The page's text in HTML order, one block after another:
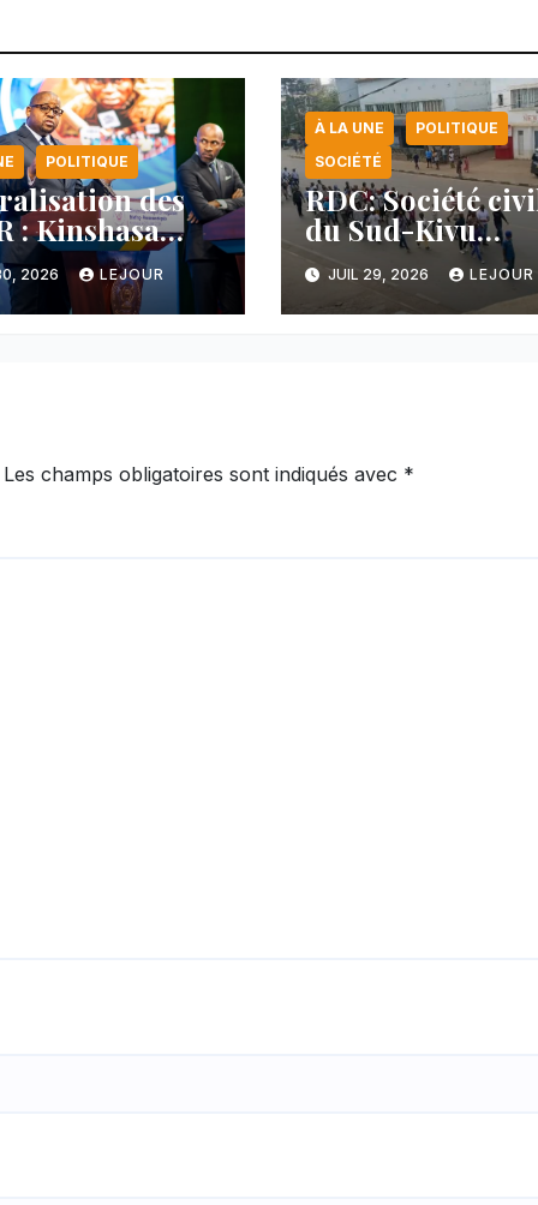
POLITIQUE
des
: Kinshasa
une
majeure et
sa ligne
2026 LEJOUR
À LA UNE
POLITIQUE
SOCIÉTÉ
RDC: Société
du Sud-Kivu
dénonce la
manipulation
manifestations
JUIL 29, 2026 LEJOUR
Les champs obligatoires sont indiqués avec *